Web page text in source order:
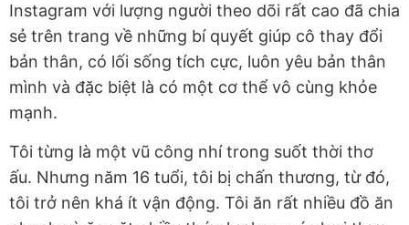
Instagram với lượng người theo dõi rất cao đã chia
sẻ trên trang về những bí quyết giúp cô thay đổi
bản thân, có lối sống tích cực, luôn yêu bản thân
mình và đặc biệt là có một cơ thể vô cùng khỏe
mạnh.
Tôi từng là một vũ công nhí trong suốt thời thơ
ấu. Nhưng năm 16 tuổi, tôi bị chấn thương, từ đó,
tôi trở nên khá ít vận động. Tôi ăn rất nhiều đồ ăn